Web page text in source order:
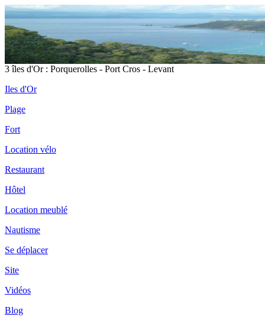
3 îles d'Or : Porquerolles - Port Cros - Levant
Iles d'Or
Plage
Fort
Location vélo
Restaurant
Hôtel
Location meublé
Nautisme
Se déplacer
Site
Vidéos
Blog